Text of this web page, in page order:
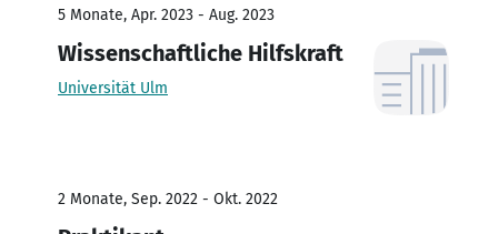
5 Monate, Apr. 2023 - Aug. 2023
Wissenschaftliche Hilfskraft
Universität Ulm
2 Monate, Sep. 2022 - Okt. 2022